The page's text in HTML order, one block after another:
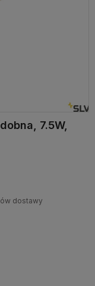
7.5W,
dostawy